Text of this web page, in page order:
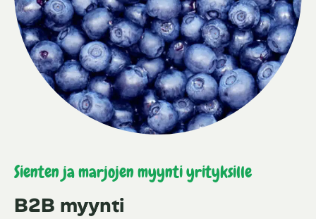
Sienten ja marjojen myynti yrityksille
B2B myynti